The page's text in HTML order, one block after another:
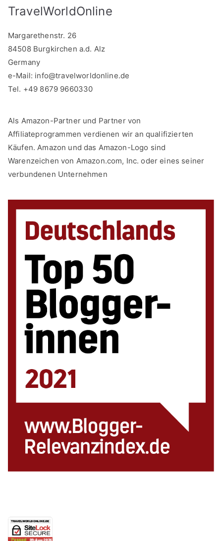
TravelWorldOnline
Margarethenstr. 26
84508 Burgkirchen a.d. Alz
Germany
e-Mail: info@travelworldonline.de
Tel. +49 8679 9660330
Als Amazon-Partner und Partner von
Affiliateprogrammen verdienen wir an qualifizierten
Käufen. Amazon und das Amazon-Logo sind
Warenzeichen von Amazon.com, Inc. oder eines seiner
verbundenen Unternehmen